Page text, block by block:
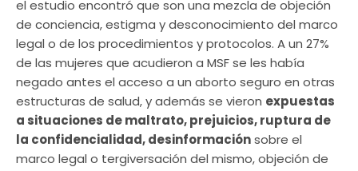
el estudio encontró que son una mezcla de objeción
de conciencia, estigma y desconocimiento del marco
legal o de los procedimientos y protocolos. A un 27%
de las mujeres que acudieron a MSF se les había
negado antes el acceso a un aborto seguro en otras
estructuras de salud, y además se vieron expuestas
a situaciones de maltrato, prejuicios, ruptura de
la confidencialidad, desinformaciónsobre el
marco legal o tergiversación del mismo, objeción de